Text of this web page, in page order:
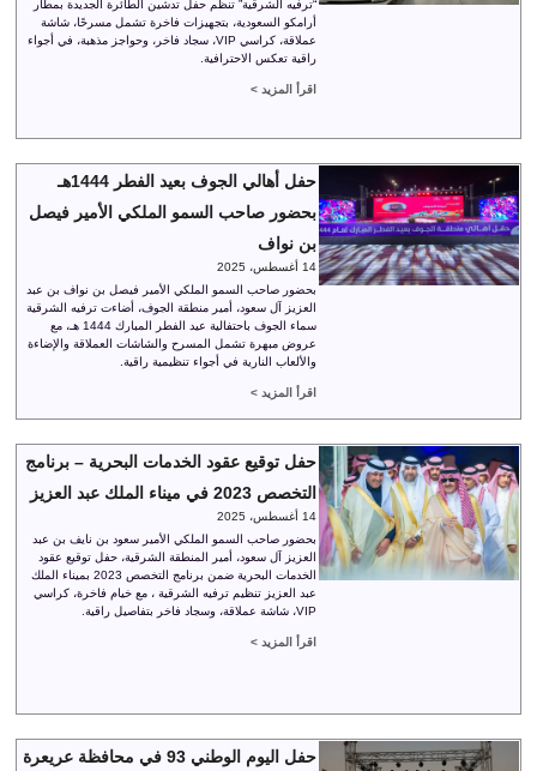
“ترفيه الشرقية” تنظم حفل تدشين الطائرة الجديدة بمطار
أرامكو السعودية، بتجهيزات فاخرة تشمل مسرحًا، شاشة
عملاقة، كراسي VIP، سجاد فاخر، وحواجز مذهبة، في أجواء
راقية تعكس الاحترافية.
اقرأ المزيد >
حفل أهالي الجوف بعيد الفطر 1444هـ
بحضور صاحب السمو الملكي الأمير فيصل
بن نواف
14 أغسطس، 2025
بحضور صاحب السمو الملكي الأمير فيصل بن نواف بن عبد
العزيز آل سعود، أمير منطقة الجوف، أضاءت ترفيه الشرقية
سماء الجوف باحتفالية عيد الفطر المبارك 1444 هـ، مع
عروض مبهرة تشمل المسرح والشاشات العملاقة والإضاءة
والألعاب النارية في أجواء تنظيمية راقية.
اقرأ المزيد >
حفل توقيع عقود الخدمات البحرية – برنامج
التخصص 2023 في ميناء الملك عبد العزيز
14 أغسطس، 2025
بحضور صاحب السمو الملكي الأمير سعود بن نايف بن عبد
العزيز آل سعود، أمير المنطقة الشرقية، حفل توقيع عقود
الخدمات البحرية ضمن برنامج التخصص 2023 بميناء الملك
عبد العزيز تنظيم ترفيه الشرقية ، مع خيام فاخرة، كراسي
VIP، شاشة عملاقة، وسجاد فاخر بتفاصيل راقية.
اقرأ المزيد >
حفل اليوم الوطني 93 في محافظة عريعرة